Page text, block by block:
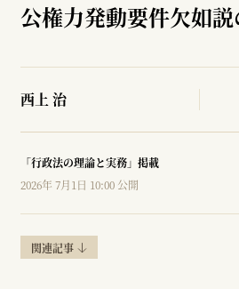
公権力発動要件欠如
西上 治
「行政法の理論と実務」掲載
2026年 7月1日 10:00 公開
関連記事